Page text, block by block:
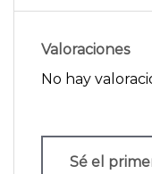
Valoraciones
No hay
Sé el